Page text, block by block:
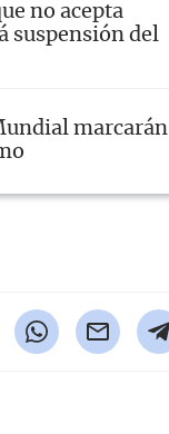
no acepta
suspensión del
marcarán